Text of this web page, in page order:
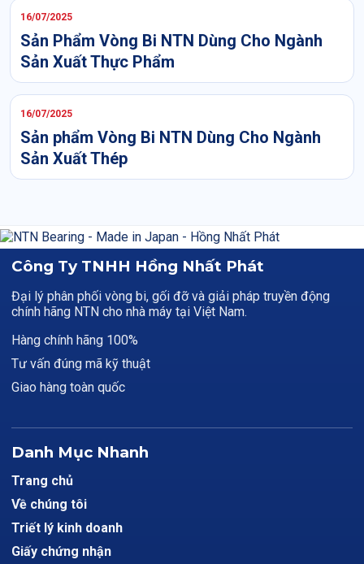
16/07/2025
Sản Phẩm Vòng Bi NTN Dùng Cho Ngành
Sản Xuất Thực Phẩm
16/07/2025
Sản phẩm Vòng Bi NTN Dùng Cho Ngành
Sản Xuất Thép
Công Ty TNHH Hồng Nhất Phát
Đại lý phân phối vòng bi, gối đỡ và giải pháp truyền động
chính hãng NTN cho nhà máy tại Việt Nam.
Hàng chính hãng 100%
Tư vấn đúng mã kỹ thuật
Giao hàng toàn quốc
Danh Mục Nhanh
Trang chủ
Về chúng tôi
Triết lý kinh doanh
Giấy chứng nhận